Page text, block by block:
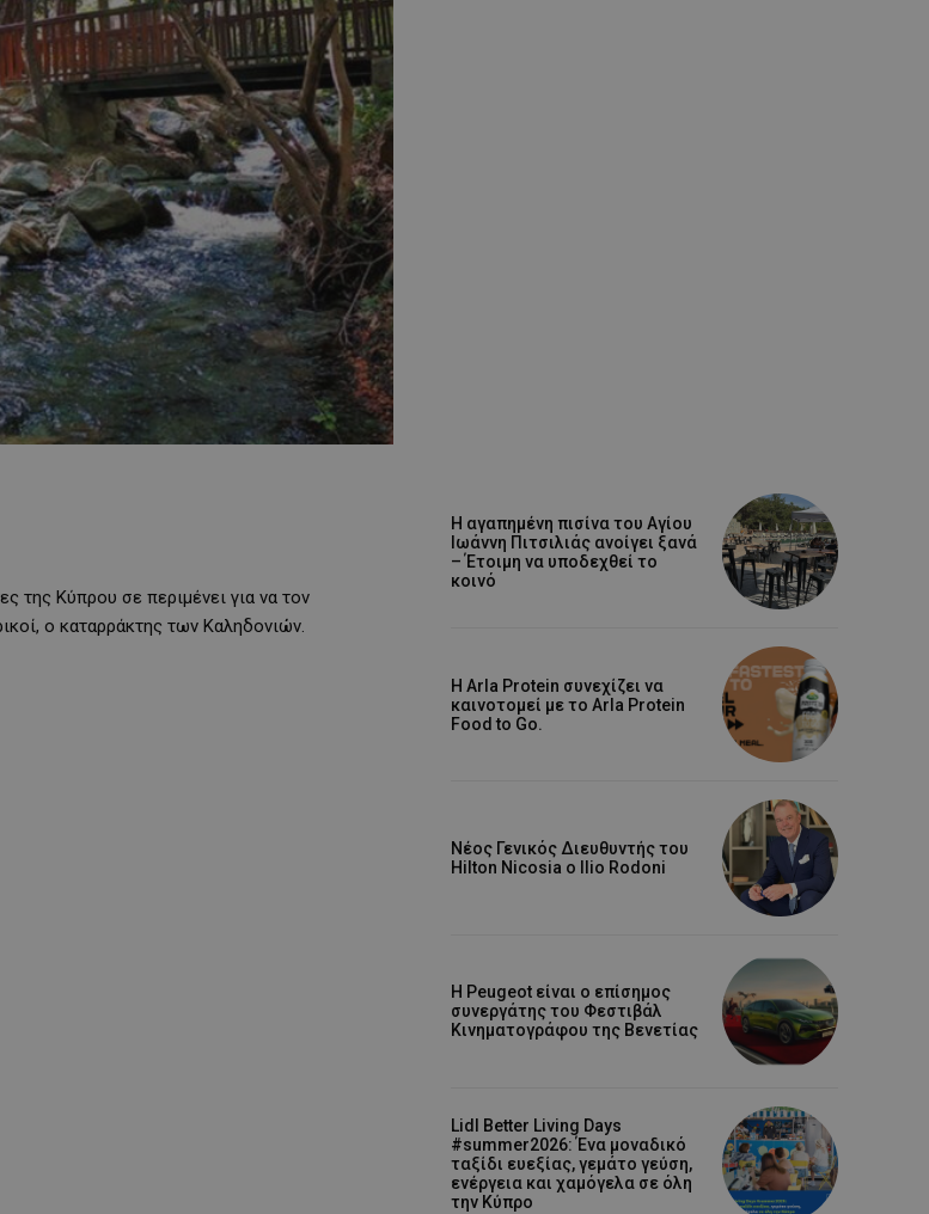
της Κύπρου σε περιμένει για να τον
ο καταρράκτης των Καληδονιών.
Η αγαπημένη πισίνα του Αγίου
Ιωάννη Πιτσιλιάς ανοίγει ξανά
– Έτοιμη να υποδεχθεί το
κοινό
Η Arla Protein συνεχίζει να
καινοτομεί με το Arla Protein
Food to Go.
Νέος Γενικός Διευθυντής του
Hilton Nicosia ο Ilio Rodoni
Η Peugeot είναι ο επίσημος
συνεργάτης του Φεστιβάλ
Κινηματογράφου της Βενετίας
Lidl Better Living Days
#summer2026: Ένα μοναδικό
ταξίδι ευεξίας, γεμάτο γεύση,
ενέργεια και χαμόγελα σε όλη
την Κύπρο